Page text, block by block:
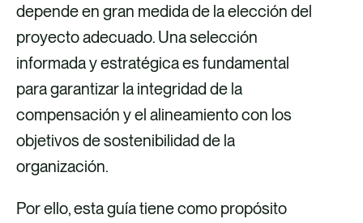
i
n
o
k
e
l
e
c
t
r
depende en gran medida de la elección del
proyecto adecuado. Una selección
informada y estratégica es fundamental
para garantizar la integridad de la
compensación y el alineamiento con los
objetivos de sostenibilidad de la
organización.
Por ello, esta guía tiene como propósito